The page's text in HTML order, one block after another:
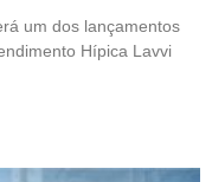
um dos lançamentos
Hípica Lavvi